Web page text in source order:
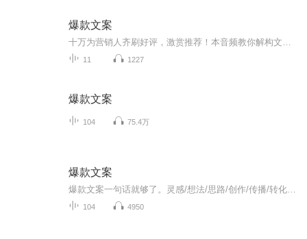
爆款文案
11 1227
爆款文案
104 75.4万
爆款文案
104 4950